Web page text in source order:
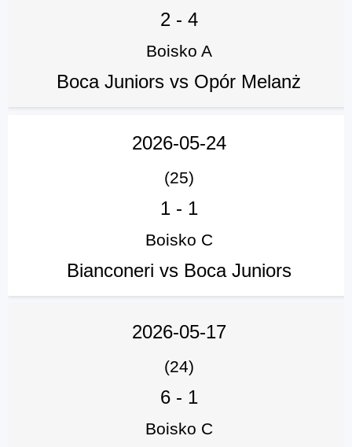
2- 4
Boisko A
Boca Juniors vs Opór Melanż
2026-05-24
(25)
1- 1
Boisko C
Bianconeri vs Boca Juniors
2026-05-17
(24)
6- 1
Boisko C